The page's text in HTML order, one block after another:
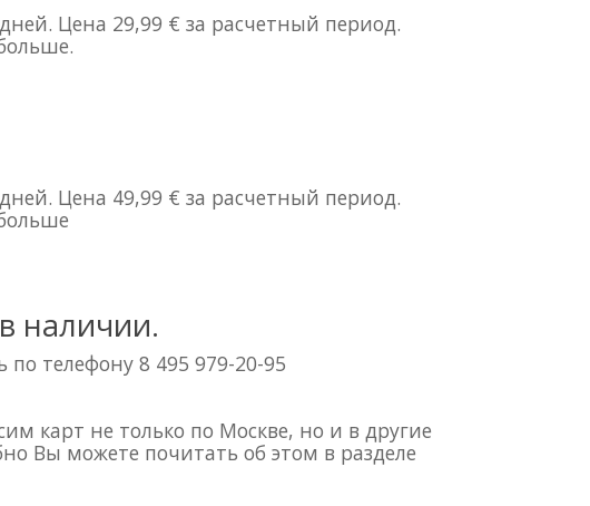
Цена 29,99 € за расчетный период.
Цена 49,99 € за расчетный период.
наличии.
телефону 8 495 979-20-95
карт не только по Москве, но и в другие
Вы можете почитать об этом в разделе